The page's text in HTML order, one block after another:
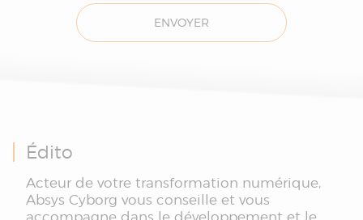
ENVOYER
Édito
Acteur de votre transformation numérique,
Absys Cyborg vous conseille et vous
accompagne dans le développement et le